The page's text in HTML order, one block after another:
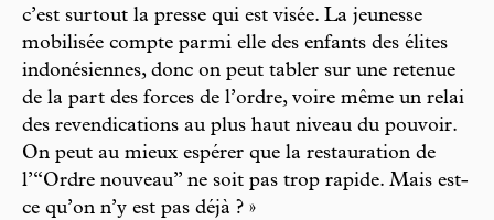
c’est surtout la presse qui est visée. La jeunesse
mobilisée compte parmi elle des enfants des élites
indonésiennes, donc on peut tabler sur une retenue
de la part des forces de l’ordre, voire même un relai
des revendications au plus haut niveau du pouvoir.
On peut au mieux espérer que la restauration de
l’“Ordre nouveau” ne soit pas trop rapide. Mais est-
ce qu’on n’y est pas déjà ? »